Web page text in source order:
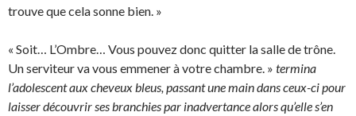
trouve que cela sonne bien. »
« Soit… L’Ombre… Vous pouvez donc quitter la salle de trône.
Un serviteur va vous emmener à votre chambre. » termina
l’adolescent aux cheveux bleus, passant une main dans ceux-ci pour
laisser découvrir ses branchies par inadvertance alors qu’elle s’en